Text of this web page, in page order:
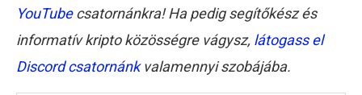
YouTubecsatornánkra! Ha pedig segítőkész és
informatív kripto közösségre vágysz, látogass el
Discord csatornánkvalamennyi szobájába.